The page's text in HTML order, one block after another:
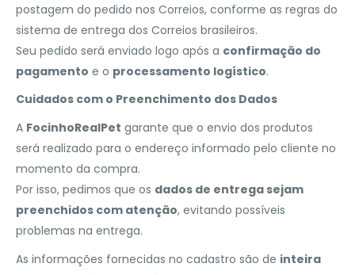
postagem do pedido nos Correios, conforme as regras do
sistema de entrega dos Correios brasileiros.
Seu pedido será enviado logo após a confirmação do
pagamento e o processamento logístico.
Cuidados com o Preenchimento dos Dados
A FocinhoRealPet garante que o envio dos produtos
será realizado para o endereço informado pelo cliente no
momento da compra.
Por isso, pedimos que os dados de entrega sejam
preenchidos com atenção, evitando possíveis
problemas na entrega.
As informações fornecidas no cadastro são de inteira